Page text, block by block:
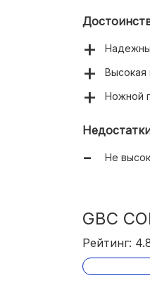
Высокая
Ножной
Не
GBC
Рейтинг: